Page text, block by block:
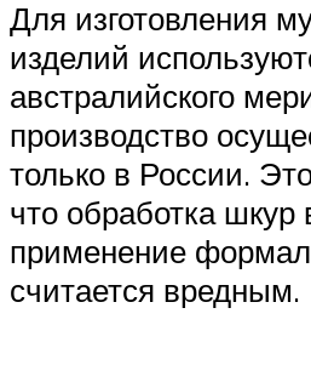
Для изготовления
изделий
австралийского
производство
только в России.
что обработка шкур
применение
считается вредным.